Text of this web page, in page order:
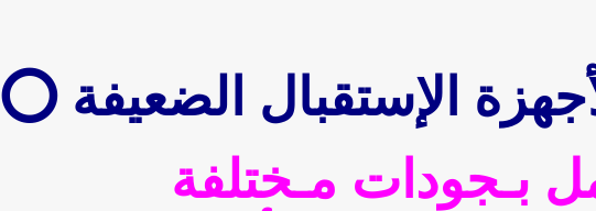
الإستقبال الضعيفة ⭕️
بـجودات مـختلفة